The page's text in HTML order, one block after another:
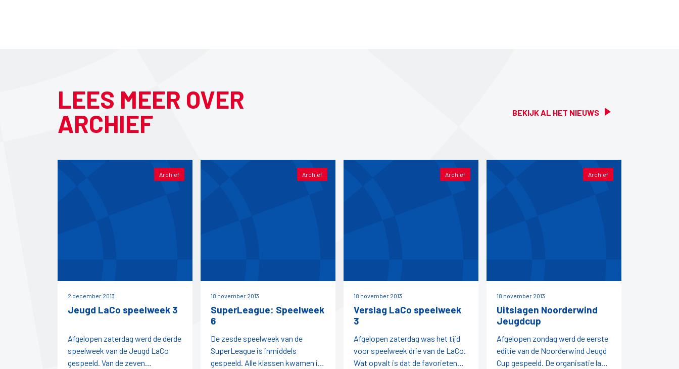
LEES MEER OVER
ARCHIEF
BEKIJK AL HET NIEUWS
Archief
2 december 2013
Jeugd LaCo speelweek 3
Afgelopen zaterdag werd de derde
speelweek van de Jeugd LaCo
gespeeld. Van de zeven
Archief
18 november 2013
SuperLeague: Speelweek
6
De zesde speelweek van de
SuperLeague is inmiddels
gespeeld. Alle klassen kwamen in
Archief
18 november 2013
Verslag LaCo speelweek
3
Afgelopen zaterdag was het tijd
voor speelweek drie van de LaCo.
Wat opvalt is dat de favorieten
Archief
18 november 2013
Uitslagen Noorderwind
Jeugdcup
Afgelopen zondag werd de eerste
editie van de Noorderwind Jeugd
Cup gespeeld. De organisatie lag